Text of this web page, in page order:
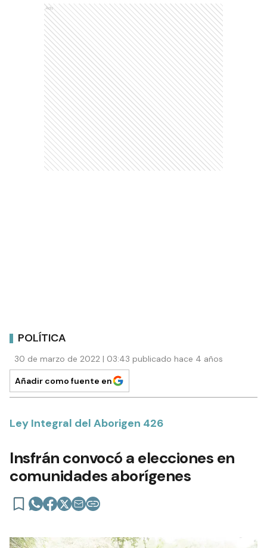
Ads
POLÍTICA
30 de marzo de 2022 | 03:43 publicado hace 4 años
Añadir como fuente en
Ley Integral del Aborigen 426
Insfrán convocó a elecciones en
comunidades aborígenes